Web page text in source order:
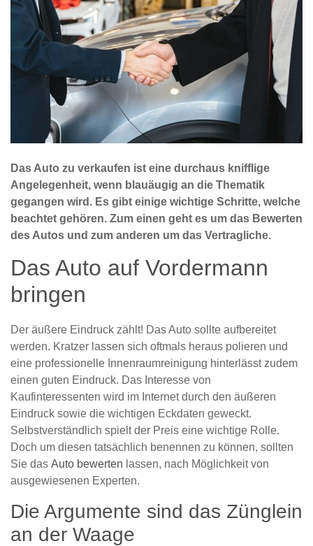
Das Auto zu verkaufen ist eine durchaus knifflige
Angelegenheit, wenn blauäugig an die Thematik
gegangen wird. Es gibt einige wichtige Schritte, welche
beachtet gehören. Zum einen geht es um das Bewerten
des Autos und zum anderen um das Vertragliche.
Das Auto auf Vordermann
bringen
Der äußere Eindruck zählt! Das Auto sollte aufbereitet
werden. Kratzer lassen sich oftmals heraus polieren und
eine professionelle Innenraumreinigung hinterlässt zudem
einen guten Eindruck. Das Interesse von
Kaufinteressenten wird im Internet durch den äußeren
Eindruck sowie die wichtigen Eckdaten geweckt.
Selbstverständlich spielt der Preis eine wichtige Rolle.
Doch um diesen tatsächlich benennen zu können, sollten
Sie das Auto bewerten lassen, nach Möglichkeit von
ausgewiesenen Experten.
Die Argumente sind das Zünglein
an der Waage